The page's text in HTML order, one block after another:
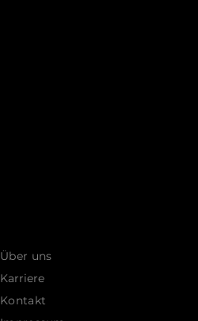
Über uns
Karriere
Kontakt